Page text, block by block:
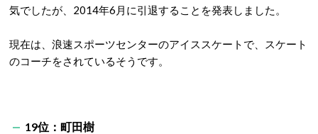
気でしたが、2014年6月に引退することを発表しました。
現在は、浪速スポーツセンターのアイススケートで、スケート
のコーチをされているそうです。
19位：町田樹